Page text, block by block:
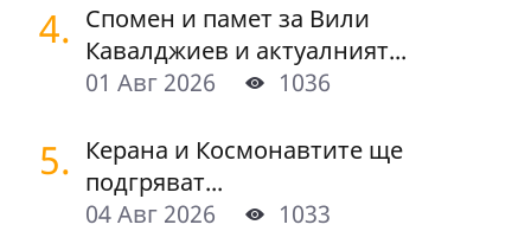
4. Спомен и памет за Вили
Кавалджиев и актуалният...
01 Авг 2026
1036
5. Керана и Космонавтите ще
подгряват...
04 Авг 2026
1033